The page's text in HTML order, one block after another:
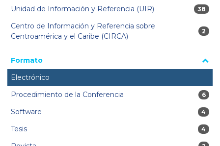
Unidad de Información y Referencia (UIR)
38
38
Centro de Información y Referencia sobre
Centroamérica y el Caribe (CIRCA)
2
2
Formato
Electrónico
Procedimiento de la Conferencia
6
6
Software 4
4
Tesis 4
4